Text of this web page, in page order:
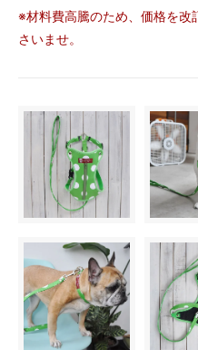
※材料費高騰のため、価格を改
さいませ。